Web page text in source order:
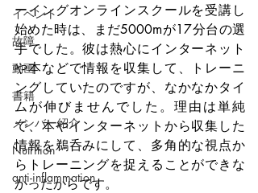
イベント
故障
動画
書籍
メンバー紹介
Nutrition
anti-inflammation
ーイングオンラインスクールを受講し
始めた時は、まだ5000mが17分台の選
手でした。彼は熱心にインターネット
や本などで情報を収集して、トレーニ
ングしていたのですが、なかなかタイ
ムが伸びませんでした。理由は単純
で、本やインターネットから収集した
情報を鵜呑みにして、多角的な視点か
らトレーニングを捉えることができな
かったからです。